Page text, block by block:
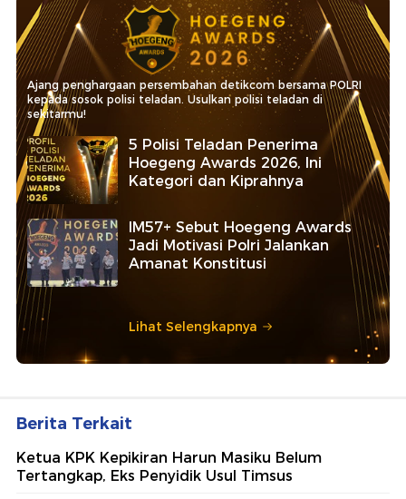
Ajang penghargaan persembahan detikcom bersama POLRI
kepada sosok polisi teladan. Usulkan polisi teladan di
sekitarmu!
5 Polisi Teladan Penerima
Hoegeng Awards 2026, Ini
Kategori dan Kiprahnya
IM57+ Sebut Hoegeng Awards
Jadi Motivasi Polri Jalankan
Amanat Konstitusi
Lihat Selengkapnya
Berita Terkait
Ketua KPK Kepikiran Harun Masiku Belum
Tertangkap, Eks Penyidik Usul Timsus